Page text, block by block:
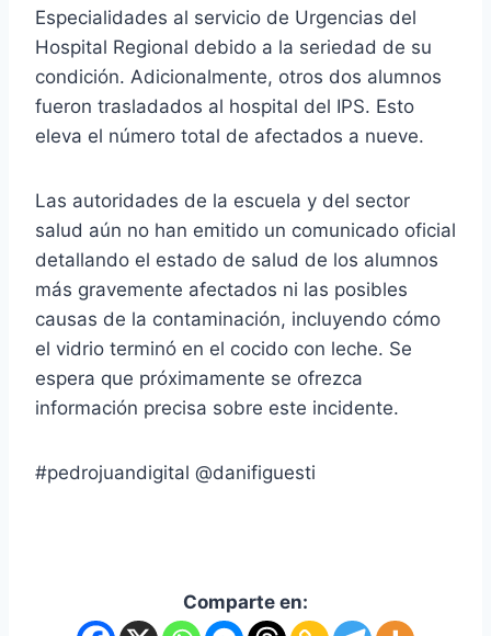
Especialidades al servicio de Urgencias del
Hospital Regional debido a la seriedad de su
condición. Adicionalmente, otros dos alumnos
fueron trasladados al hospital del IPS. Esto
eleva el número total de afectados a nueve.
Las autoridades de la escuela y del sector
salud aún no han emitido un comunicado oficial
detallando el estado de salud de los alumnos
más gravemente afectados ni las posibles
causas de la contaminación, incluyendo cómo
el vidrio terminó en el cocido con leche. Se
espera que próximamente se ofrezca
información precisa sobre este incidente.
#pedrojuandigital @danifiguesti
Comparte en: